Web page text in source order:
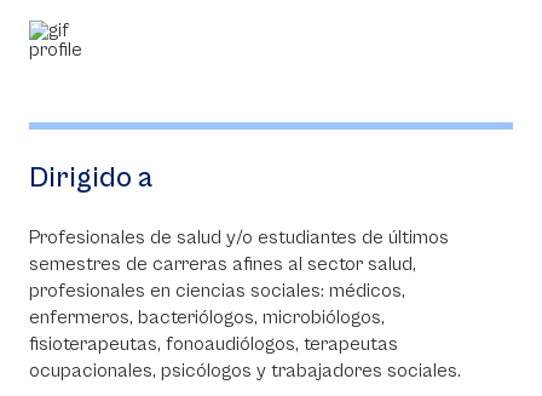
Dirigido a
Profesionales de salud y/o estudiantes de últimos
semestres de carreras afines al sector salud,
profesionales en ciencias sociales: médicos,
enfermeros, bacteriólogos, microbiólogos,
fisioterapeutas, fonoaudiólogos, terapeutas
ocupacionales, psicólogos y trabajadores sociales.